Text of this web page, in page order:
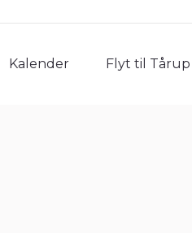
Kalender Flyt til Tårup
Kalender Flyt til Tårup